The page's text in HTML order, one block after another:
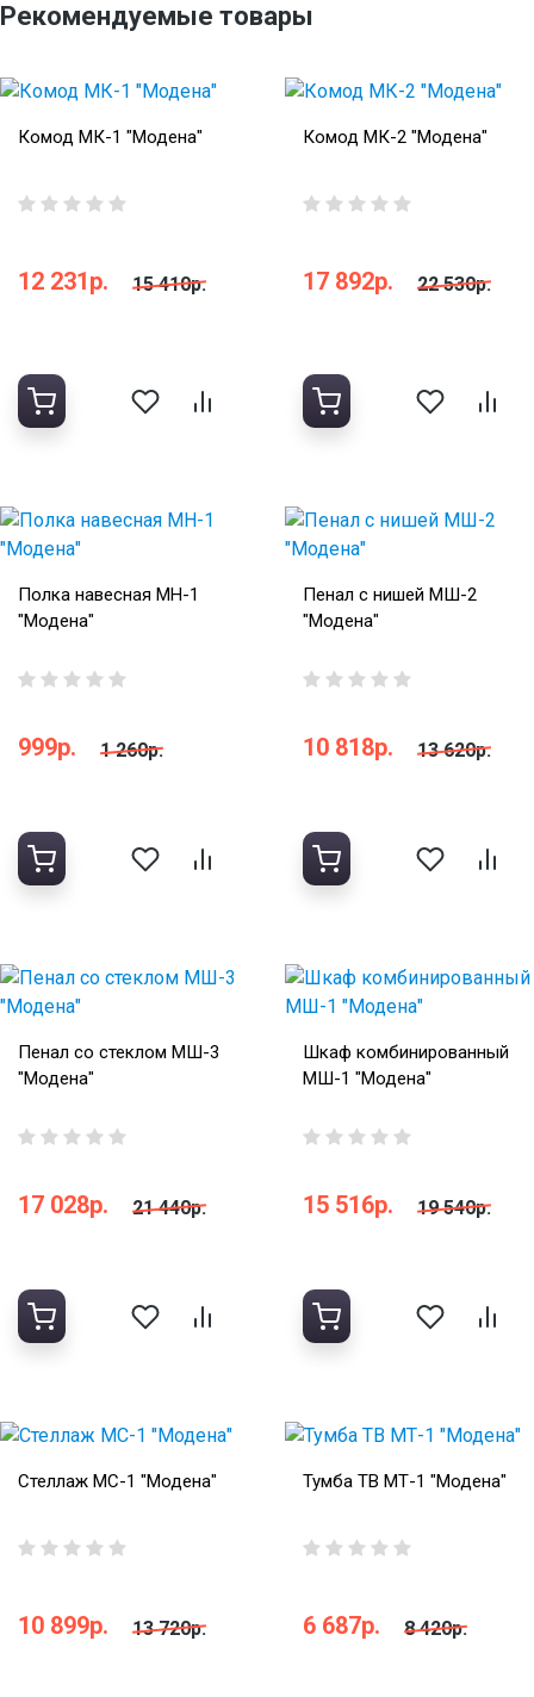
Рекомендуемые товары
Комод МК-1 "Модена"
12 231р. 15 410р.
Комод МК-2 "Модена"
17 892р. 22 530р.
Полка навесная МН-1
"Модена"
999р. 1 260р.
Пенал с нишей МШ-2
"Модена"
10 818р. 13 620р.
Пенал со стеклом МШ-3
"Модена"
17 028р. 21 440р.
Шкаф комбинированный
МШ-1 "Модена"
15 516р. 19 540р.
Стеллаж МС-1 "Модена"
10 899р. 13 720р.
Тумба ТВ МТ-1 "Модена"
6 687р. 8 420р.